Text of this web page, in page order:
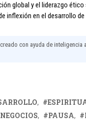
global y el liderazgo ético
inflexión en el desarrollo de
con ayuda de inteligencia
NEGOCIOS PAUSA